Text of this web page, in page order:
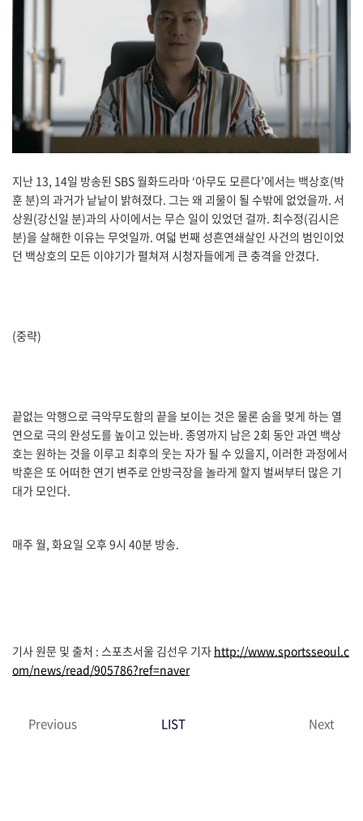
지난 13, 14일 방송된 SBS 월화드라마 ‘아무도 모른다’에서는 백상호(박
훈 분)의 과거가 낱낱이 밝혀졌다. 그는 왜 괴물이 될 수밖에 없었을까. 서
상원(강신일 분)과의 사이에서는 무슨 일이 있었던 걸까. 최수정(김시은
분)을 살해한 이유는 무엇일까. 여덟 번째 성흔연쇄살인 사건의 범인이었
던 백상호의 모든 이야기가 펼쳐져 시청자들에게 큰 충격을 안겼다.
(중략)
끝없는 악행으로 극악무도함의 끝을 보이는 것은 물론 숨을 멎게 하는 열
연으로 극의 완성도를 높이고 있는바. 종영까지 남은 2회 동안 과연 백상
호는 원하는 것을 이루고 최후의 웃는 자가 될 수 있을지, 이러한 과정에서
박훈은 또 어떠한 연기 변주로 안방극장을 놀라게 할지 벌써부터 많은 기
대가 모인다.
매주 월, 화요일 오후 9시 40분 방송.
기사 원문 및 출처 : 스포츠서울 김선우 기자 http://www.sportsseoul.c
om/news/read/905786?ref=naver
Previous LIST Next